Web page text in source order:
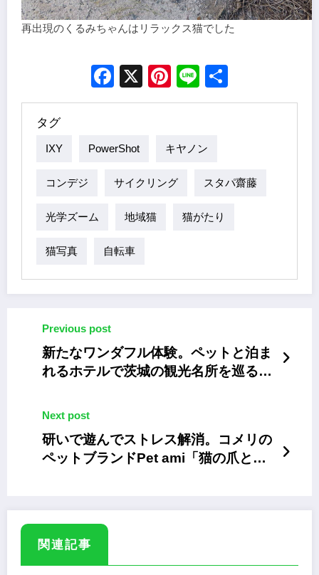
再出現のくるみちゃんはリラックス猫でした
Facebook
X Pinterest
Line
タグ
IXY PowerShot キヤノン
コンデジ サイクリング スタパ齋藤
光学ズーム 地域猫 猫がたり
猫写真 自転車
Previous post
新たなワンダフル体験。ペットと泊ま
れるホテルで茨城の観光名所を巡る特
Next post
研いで遊んでストレス解消。コメリの
ペットブランドPet ami「猫の爪と
関連記事